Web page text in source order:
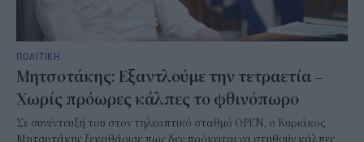
ΠΟΛΙΤΙΚΗ
Μητσοτάκης: Εξαντλούμε την τετραετία –
Χωρίς πρόωρες κάλπες το φθινόπωρο
Σε συνέντευξή του στον τηλεοπτικό σταθμό OPEN, ο Κυριάκος
Μητσοτάκης ξεκαθάρισε πως δεν πρόκειται να στηθούν κάλπες